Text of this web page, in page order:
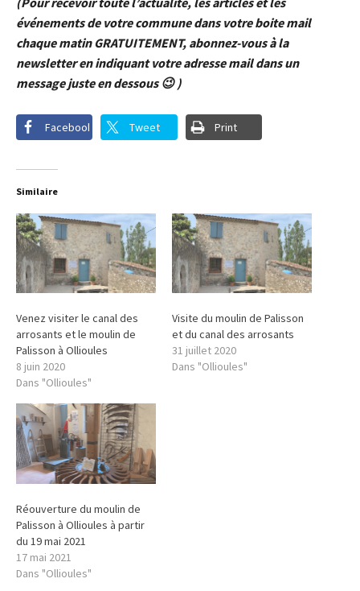
événements de votre commune dans votre boite mail
chaque matin GRATUITEMENT, abonnez-vous à la
newsletter en indiquant votre adresse mail dans un
message juste en dessous 😉 )
Facebook Tweet Print
Similaire
Venez visiter le canal des
arrosants et le moulin de
Palisson à Ollioules
8 juin 2020
Dans "Ollioules"
Visite du moulin de Palisson
et du canal des arrosants
31 juillet 2020
Dans "Ollioules"
Réouverture du moulin de
Palisson à Ollioules à partir
du 19 mai 2021
17 mai 2021
Dans "Ollioules"